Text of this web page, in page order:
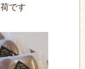
です